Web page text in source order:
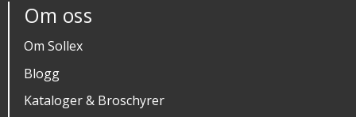
Om oss
Om Sollex
Blogg
Kataloger & Broschyrer